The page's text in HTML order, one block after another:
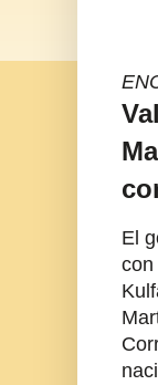
El
con